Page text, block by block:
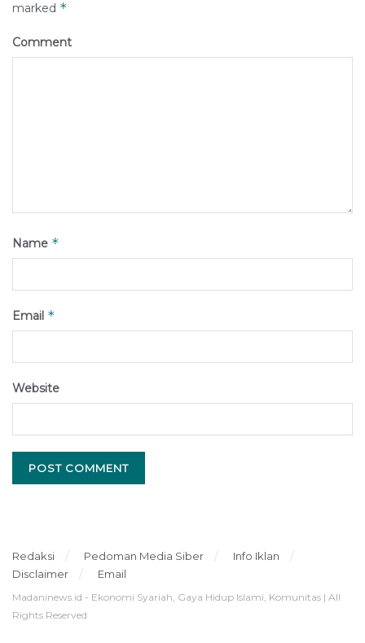
marked *
Comment
Name *
Email *
Website
Redaksi Pedoman Media Siber
Info Iklan
Disclaimer
Email
Madaninews.id - Ekonomi Syariah, Gaya Hidup Islami, Komunitas | All
Rights Reserved